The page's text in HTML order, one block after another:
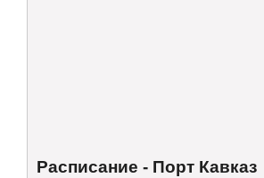
Расписание - Порт Кавказ